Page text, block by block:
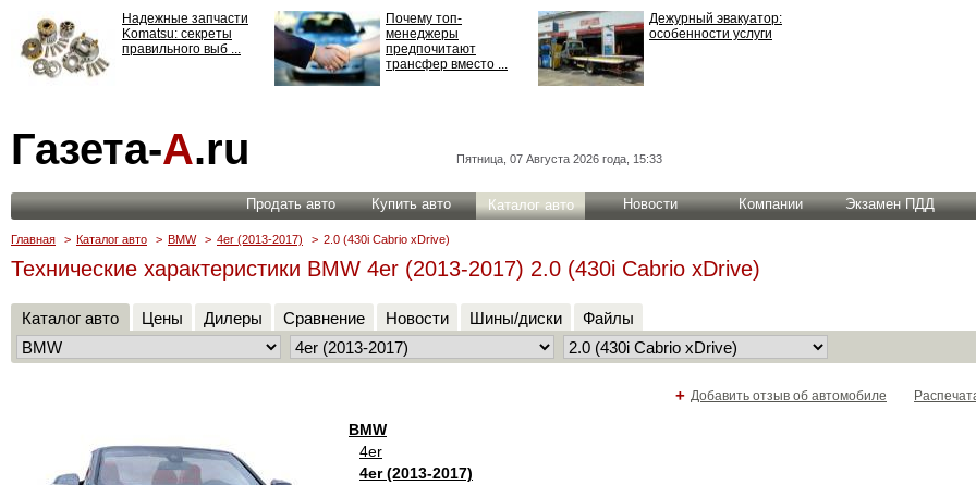
Надежные запчасти
Komatsu: секреты
правильного выб ...
Почему топ-
менеджеры
предпочитают
трансфер вместо ...
Дежурный эвакуатор:
особенности услуги
ответственности: все,
что нужно знать ...
Газета-А.ru Пятница, 07 Августа 2026 года, 15:33
Продать авто Купить авто Каталог авто Новости Компании Экзамен ПДД
Главная > Каталог авто > BMW > 4er (2013-2017) > 2.0 (430i Cabrio xDrive)
Технические характеристики BMW 4er (2013-2017) 2.0 (430i Cabrio xDrive)
Каталог авто Цены Дилеры Сравнение Новости Шины/диски Файлы
+ Добавить отзыв об автомобиле
BMW
4er
4er (2013-2017)